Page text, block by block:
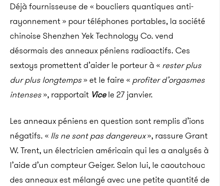
Déjà fournisseuse de « boucliers quantiques anti-
rayonnement » pour téléphones portables, la société
chinoise Shenzhen Yek Technology Co. vend
désormais des anneaux péniens radioactifs. Ces
sextoys promettent d’aider le porteur à « rester plus
dur plus longtemps» et le faire « profiter d’orgasmes
intenses», rapportait Vicele 27 janvier.
Les anneaux péniens en question sont remplis d’ions
négatifs. « Ils ne sont pas dangereux», rassure Grant
W. Trent, un électricien américain qui les a analysés à
l’aide d’un compteur Geiger. Selon lui, le caoutchouc
des anneaux est mélangé avec une petite quantité de